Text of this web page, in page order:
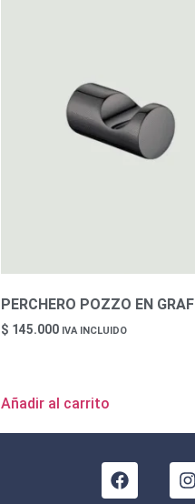
PERCHERO POZZO EN
$ 145.000 IVA INCLUIDO
Añadir al carrito